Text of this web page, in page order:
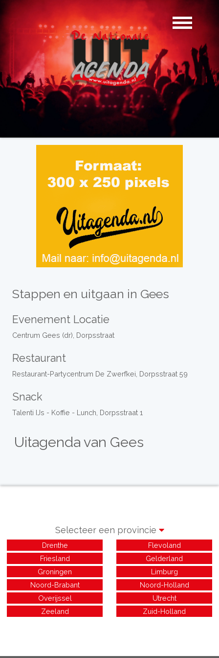
Stappen en uitgaan in Gees
Evenement Locatie
Centrum Gees (dr), Dorpsstraat
Restaurant
Restaurant-Partycentrum De Zwerfkei, Dorpsstraat 59
Snack
Talenti IJs - Koffie - Lunch, Dorpsstraat 1
Uitagenda van Gees
Selecteer een provincie
Drenthe
Flevoland
Friesland
Gelderland
Groningen
Limburg
Noord-Brabant
Noord-Holland
Overijssel
Utrecht
Zeeland
Zuid-Holland